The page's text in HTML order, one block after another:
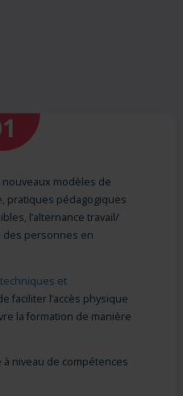
modèles de
pratiques pédagogiques
l’alternance travail/
des personnes en
et
faciliter l’accès physique
la formation de manière
niveau de compétences